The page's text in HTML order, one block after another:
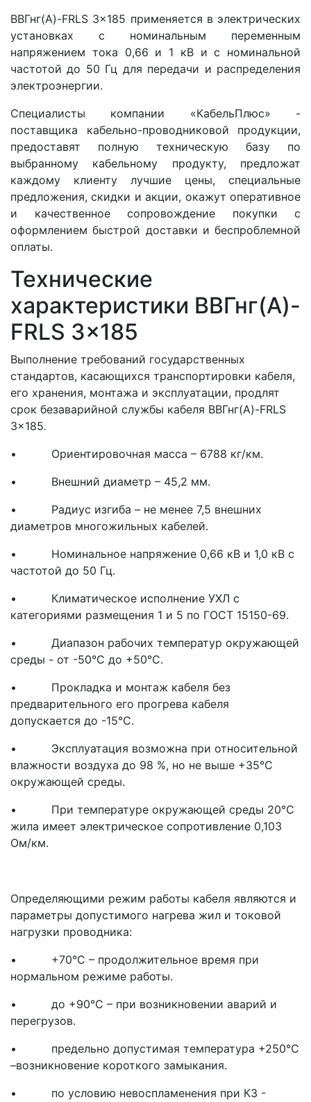
ВВГнг(A)-FRLS 3x185 применяется в электрических
установках с номинальным переменным
напряжением тока 0,66 и 1 кВ и с номинальной
частотой до 50 Гц для передачи и распределения
электроэнергии.
Специалисты компании «КабельПлюс» -
поставщика кабельно-проводниковой продукции,
предоставят полную техническую базу по
выбранному кабельному продукту, предложат
каждому клиенту лучшие цены, специальные
предложения, скидки и акции, окажут оперативное
и качественное сопровождение покупки с
оформлением быстрой доставки и беспроблемной
оплаты.
Технические
характеристики ВВГнг(A)-
FRLS 3x185
Выполнение требований государственных
стандартов, касающихся транспортировки кабеля,
его хранения, монтажа и эксплуатации, продлят
срок безаварийной службы кабеля ВВГнг(A)-FRLS
3x185.
• Ориентировочная масса – 6788 кг/км.
• Внешний диаметр – 45,2 мм.
• Радиус изгиба – не менее 7,5 внешних
диаметров многожильных кабелей.
• Номинальное напряжение 0,66 кВ и 1,0 кВ с
частотой до 50 Гц.
• Климатическое исполнение УХЛ с
категориями размещения 1 и 5 по ГОСТ 15150-69.
• Диапазон рабочих температур окружающей
среды - от -50°С до +50°С.
• Прокладка и монтаж кабеля без
предварительного его прогрева кабеля
допускается до -15°С.
• Эксплуатация возможна при относительной
влажности воздуха до 98 %, но не выше +35°С
окружающей среды.
• При температуре окружающей среды 20°С
жила имеет электрическое сопротивление 0,103
Ом/км.
Определяющими режим работы кабеля являются и
параметры допустимого нагрева жил и токовой
нагрузки проводника:
• +70°С – продолжительное время при
нормальном режиме работы.
• до +90°С – при возникновении аварий и
перегрузов.
• предельно допустимая температура +250°С
–возникновение короткого замыкания.
• по условию невоспламенения при КЗ -